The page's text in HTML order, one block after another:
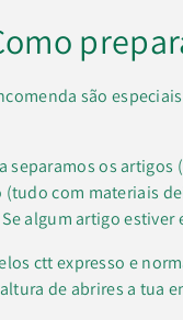
são
separamos os
com materiais
algum artigo
ctt expresso e
de abrires a tua